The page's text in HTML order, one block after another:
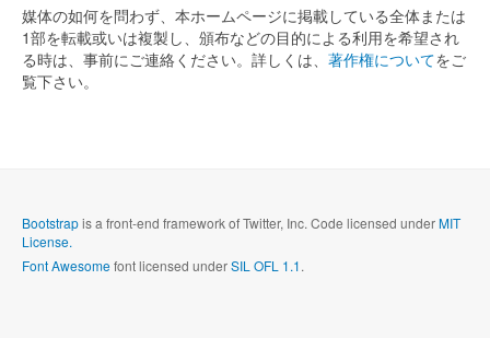
媒体の如何を問わず、本ホームページに掲載している全体または
1部を転載或いは複製し、頒布などの目的による利用を希望され
る時は、事前にご連絡ください。詳しくは、 著作権についてをご
覧下さい。
Bootstrapis a front-end framework of Twitter, Inc. Code licensed underMIT
License.
Font Awesomefont licensed underSIL OFL 1.1.